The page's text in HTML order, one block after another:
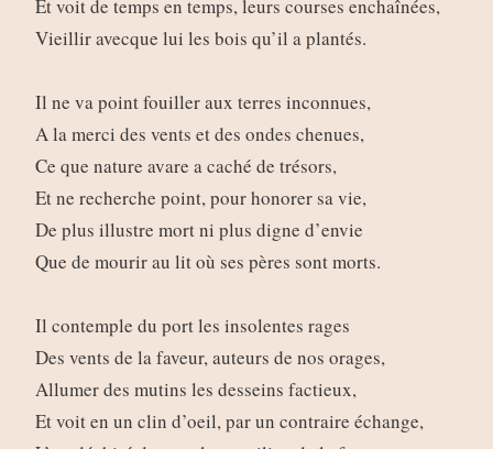
Et voit de temps en temps, leurs courses enchaînées,
Vieillir avecque lui les bois qu’il a plantés.
Il ne va point fouiller aux terres inconnues,
A la merci des vents et des ondes chenues,
Ce que nature avare a caché de trésors,
Et ne recherche point, pour honorer sa vie,
De plus illustre mort ni plus digne d’envie
Que de mourir au lit où ses pères sont morts.
Il contemple du port les insolentes rages
Des vents de la faveur, auteurs de nos orages,
Allumer des mutins les desseins factieux,
Et voit en un clin d’oeil, par un contraire échange,